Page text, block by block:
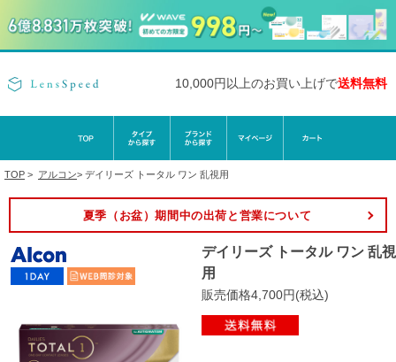
10,000円以上のお買い上げで送料無料
TOP > アルコン> デイリーズ トータル ワン 乱視用
夏季（お盆）期間中の出荷と営業について
デイリーズ トータル ワン 乱視
用
販売価格4,700円(税込)